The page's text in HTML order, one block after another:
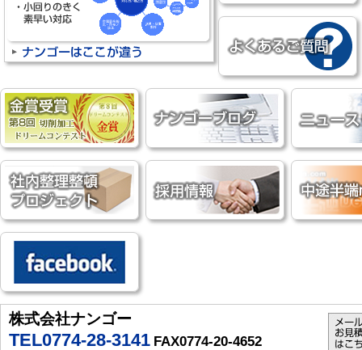
株式会社ナンゴー
TEL0774-28-3141 FAX0774-20-4652